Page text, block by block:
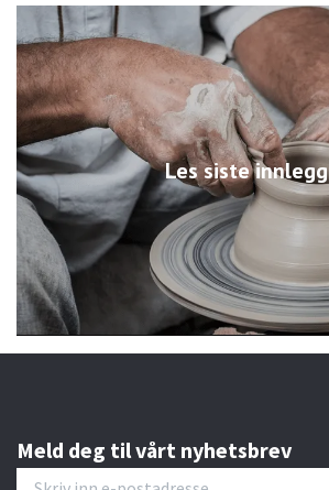
Les siste innlegg
Meld deg til vårt nyhetsbrev